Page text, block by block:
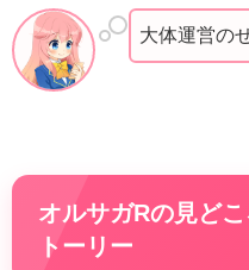
大体運営の
オルサガRの見ど
トーリー